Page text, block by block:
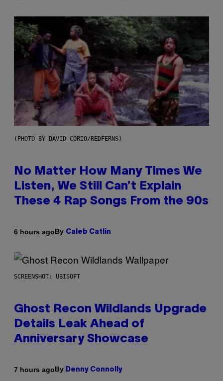
(PHOTO BY DAVID CORIO/REDFERNS)
No Matter How Many Times We
Listen, We Still Can’t Explain
These 4 Rap Songs From the 90s
6 hours agoBy Caleb Catlin
SCREENSHOT: UBISOFT
Ghost Recon Wildlands Upgrade
Details Leak Ahead of
Anniversary Showcase
7 hours agoBy Denny Connolly